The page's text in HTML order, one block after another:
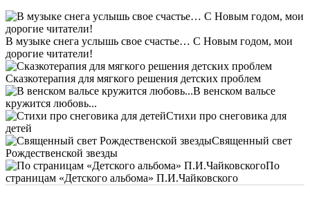
В музыке снега услышь свое счастье… С Новым годом, мои
дорогие читатели!
Сказкотерапия для мягкого решения детских проблем
В венском вальсе
кружится любовь...
Стихи про снеговика для
детей
Священный свет
Рождественской звезды
По
страницам «Детского альбома» П.И.Чайковского